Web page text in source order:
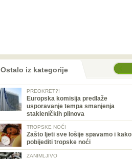
Ostalo iz kategorije
PREOKRET?!
Europska komisija predlaže
usporavanje tempa smanjenja
stakleničkih plinova
TROPSKE NOĆI
Zašto ljeti sve lošije spavamo i kako
pobijediti tropske noći
ZANIMLJIVO